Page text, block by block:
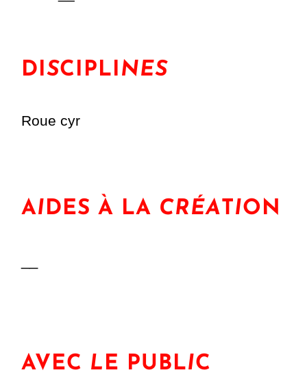
DISCIPLINES
Roue cyr
AIDES À LA CRÉATION
AVEC L E PUBLIC